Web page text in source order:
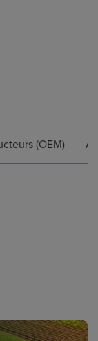
(OEM)